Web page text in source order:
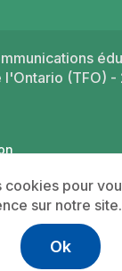
l'Ontario (TFO) -
cookies pour
sur notre site.
Ok